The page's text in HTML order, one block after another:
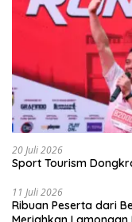
20 Juli 2026
Sport Tourism
11 Juli 2026
Ribuan Peserta dari